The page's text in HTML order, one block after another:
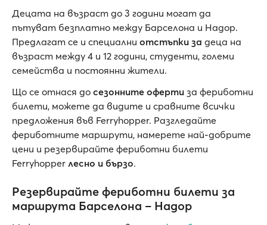
Децата на възраст до 3 години могат да
пътуват безплатно между Барселона и Надор.
Предлагат се и специални отстъпки за деца на
възраст между 4 и 12 години, студенти, големи
семейства и постоянни жители.
Що се отнася до сезонните оферти за фериботни
билети, можете да видите и сравните всички
предложения във Ferryhopper. Разгледайте
фериботните маршрути, намерете най-добрите
цени и резервирайте фериботни билети
Ferryhopper лесно и бързо.
Резервирайте фериботни билети за
маршрута Барселона – Надор